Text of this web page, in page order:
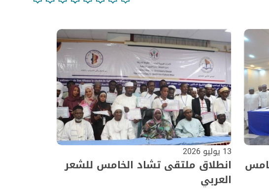
13 يوليو 2026
انطلاق ملتقى تشاد الخامس للشعر
العربي